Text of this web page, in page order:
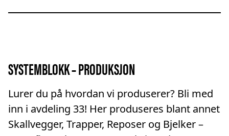
SYSTEMBLOKK – PRODUKSJON
Lurer du på hvordan vi produserer? Bli med
inn i avdeling 33! Her produseres blant annet
Skallvegger, Trapper, Reposer og Bjelker –